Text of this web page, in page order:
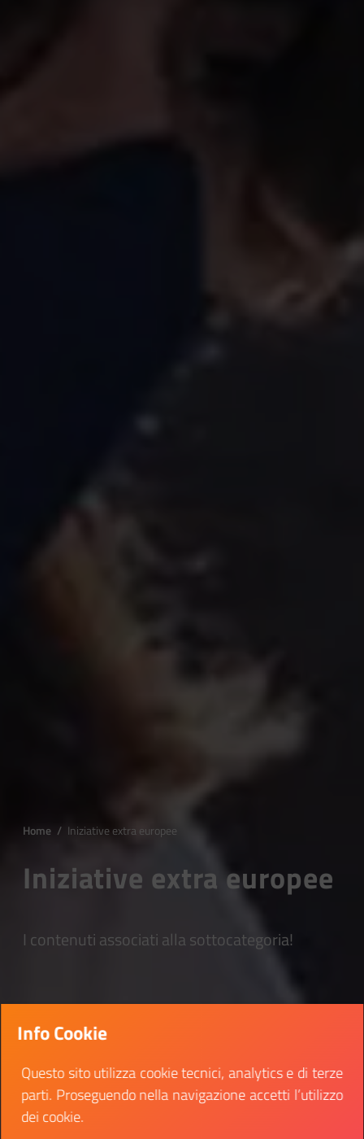
Home / Iniziative extra europee
Iniziative extra europee
I contenuti associati alla sottocategoria!
Info Cookie
Questo sito utilizza cookie tecnici, analytics e di terze
parti. Proseguendo nella navigazione accetti l’utilizzo
dei cookie.